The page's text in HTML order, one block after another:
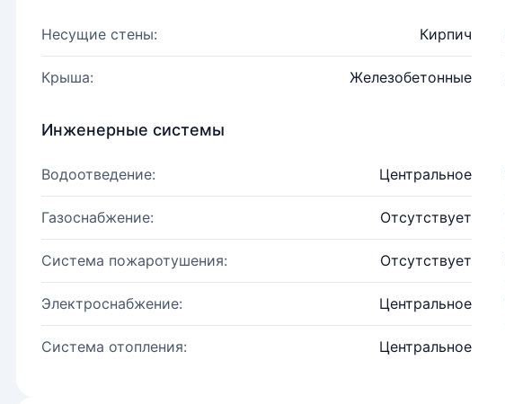
Несущие стены: Кирпич
Крыша: Железобетонные
Инженерные системы
Водоотведение: Центральное
Газоснабжение: Отсутствует
Система пожаротушения: Отсутствует
Электроснабжение: Центральное
Система отопления: Центральное